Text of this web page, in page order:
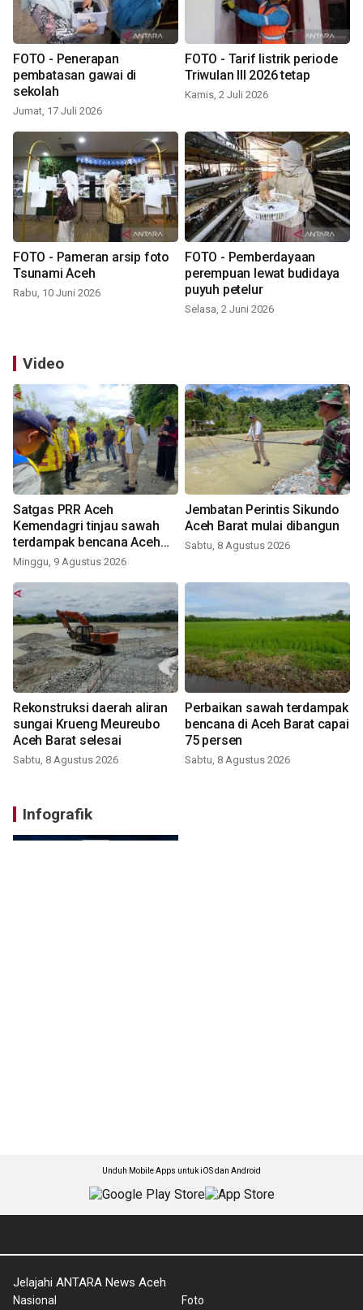
FOTO - Penerapan
pembatasan gawai di
sekolah
Jumat, 17 Juli 2026
FOTO - Tarif listrik periode
Triwulan III 2026 tetap
Kamis, 2 Juli 2026
FOTO - Pameran arsip foto
Tsunami Aceh
Rabu, 10 Juni 2026
FOTO - Pemberdayaan
perempuan lewat budidaya
puyuh petelur
Selasa, 2 Juni 2026
Video
Satgas PRR Aceh
Kemendagri tinjau sawah
terdampak bencana Aceh
Barat
Minggu, 9 Agustus 2026
Jembatan Perintis Sikundo
Aceh Barat mulai dibangun
Sabtu, 8 Agustus 2026
Rekonstruksi daerah aliran
sungai Krueng Meureubo
Aceh Barat selesai
Sabtu, 8 Agustus 2026
Perbaikan sawah terdampak
bencana di Aceh Barat capai
75 persen
Sabtu, 8 Agustus 2026
Infografik
Unduh Mobile Apps untuk iOS dan Android
Jelajahi ANTARA News Aceh
Nasional Foto